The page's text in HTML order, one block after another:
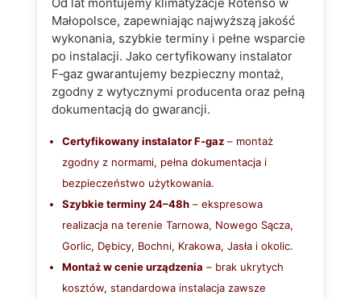
Małopolsce, zapewniając najwyższą jakość
wykonania, szybkie terminy i pełne wsparcie
po instalacji. Jako certyfikowany instalator
F‑gaz gwarantujemy bezpieczny montaż,
zgodny z wytycznymi producenta oraz pełną
dokumentacją do gwarancji.
Certyfikowany instalator F‑gaz– montaż
zgodny z normami, pełna dokumentacja i
bezpieczeństwo użytkowania.
Szybkie terminy 24–48h– ekspresowa
realizacja na terenie Tarnowa, Nowego Sącza,
Gorlic, Dębicy, Bochni, Krakowa, Jasła i okolic.
Montaż w cenie urządzenia – brak ukrytych
kosztów, standardowa instalacja zawsze